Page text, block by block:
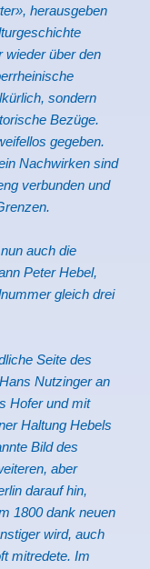
herausgeben
wieder über den
sondern
Bezüge.
gegeben.
Nachwirken sind
verbunden und
auch die
Peter Hebel,
gleich drei
Seite des
Nutzinger an
Hofer und mit
Haltung Hebels
Bild des
aber
darauf hin,
1800 dank neuen
wird, auch
mitredete. Im